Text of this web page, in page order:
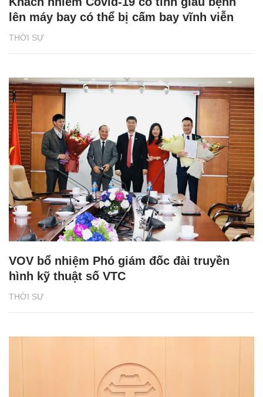
THỜI SỰ
lên máy bay có thể bị cấm bay vĩnh viễn
THỜI SỰ
VOV bổ nhiệm Phó giám đốc đài truyền
hình kỹ thuật số VTC